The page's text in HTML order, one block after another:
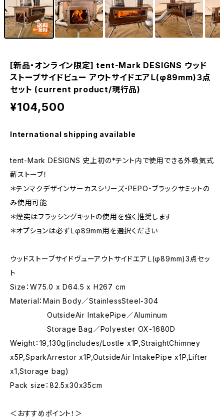
[新品・オンライン限定] tent-Mark DESIGNS ウッド
ストーブサイドビュー アウトサイドエアＬ(φ89mm)３点
セット (current product/現行品)
¥104,500
International shipping available
tent-Mark DESIGNS 史上初の*テント内で使用できる外吸気式
薪ストーブ！
＊テンマクデザインサーカスシリーズ・PEPO・ブラックサミットの
み使用可能
＊煙突はフラッシングキットの使用を強く推奨します
＊オプションは必ずＬφ89mm用を選択ください
ウッドストーブサイドヴューアウトサイドエアＬ(φ89mm)3点セッ
ト
Size：W75.0 x D64.5 x H267 cm
Material：Main Body／StainlessSteel-304
OutsideAir IntakePipe／Aluminum
Storage Bag／Polyester OX-1680D
Weight：19,130g(includes/Lostle x1P,StraightChimney
x5P,SparkArrestor x1P,OutsideAir IntakePipe x1P,Lifter
x1,Storage bag)
Pack size：82.5x30x35cm
＜おすすめポイント！＞